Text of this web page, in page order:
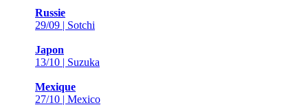
Russie
29/09 | Sotchi
Japon
13/10 | Suzuka
Mexique
27/10 | Mexico